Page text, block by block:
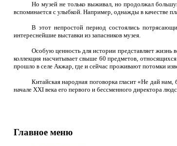
Но музей не только выживал, но продолжал
вспоминается с улыбкой. Например, однажды в качестве
В этот непростой период состоялись
интереснейшие выставки из запасников музея.
Особую ценность для истории представляет
коллекция насчитывает свыше 60 предметов,
прошло в селе Акжар, где и сейчас проживают потомки
Китайская народная поговорка гласит «Не дай
начале XXIвека его первого и бессменного директора
Главное меню